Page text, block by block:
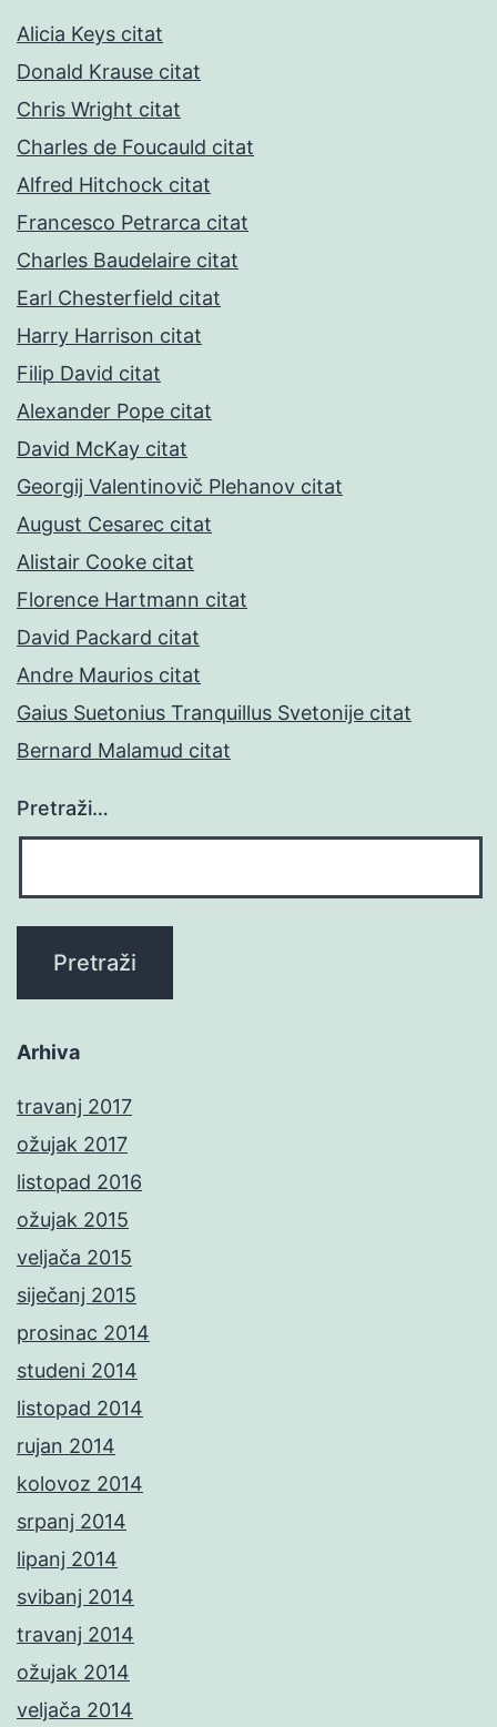
Alicia Keys citat
Donald Krause citat
Chris Wright citat
Charles de Foucauld citat
Alfred Hitchock citat
Francesco Petrarca citat
Charles Baudelaire citat
Earl Chesterfield citat
Harry Harrison citat
Filip David citat
Alexander Pope citat
David McKay citat
Georgij Valentinovič Plehanov citat
August Cesarec citat
Alistair Cooke citat
Florence Hartmann citat
David Packard citat
Andre Maurios citat
Gaius Suetonius Tranquillus Svetonije citat
Bernard Malamud citat
Pretraži…
Arhiva
travanj 2017
ožujak 2017
listopad 2016
ožujak 2015
veljača 2015
siječanj 2015
prosinac 2014
studeni 2014
listopad 2014
rujan 2014
kolovoz 2014
srpanj 2014
lipanj 2014
svibanj 2014
travanj 2014
ožujak 2014
veljača 2014